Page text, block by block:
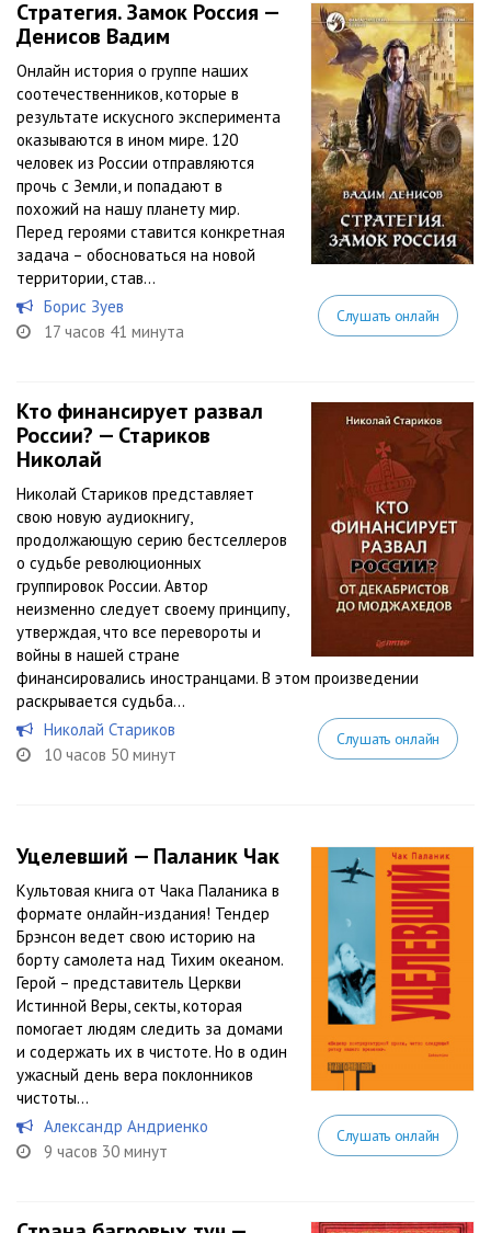
Стратегия. Замок Россия —
Денисов Вадим
Онлайн история о группе наших
соотечественников, которые в
результате искусного эксперимента
оказываются в ином мире. 120
человек из России отправляются
прочь с Земли, и попадают в
похожий на нашу планету мир.
Перед героями ставится конкретная
задача – обосноваться на новой
территории, став...
Борис Зуев
17 часов 41 минута
Слушать онлайн
Кто финансирует развал
России? — Стариков
Николай
Николай Стариков представляет
свою новую аудиокнигу,
продолжающую серию бестселлеров
о судьбе революционных
группировок России. Автор
неизменно следует своему принципу,
утверждая, что все перевороты и
войны в нашей стране
финансировались иностранцами. В этом произведении
раскрывается судьба...
Николай Стариков
10 часов 50 минут
Слушать онлайн
Уцелевший — Паланик Чак
Культовая книга от Чака Паланика в
формате онлайн-издания! Тендер
Брэнсон ведет свою историю на
борту самолета над Тихим океаном.
Герой – представитель Церкви
Истинной Веры, секты, которая
помогает людям следить за домами
и содержать их в чистоте. Но в один
ужасный день вера поклонников
чистоты...
Александр Андриенко
9 часов 30 минут
Слушать онлайн